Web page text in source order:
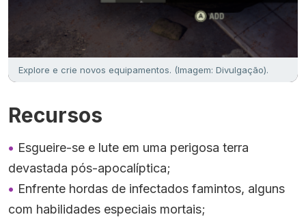
Explore e crie novos equipamentos. (Imagem: Divulgação).
Recursos
Esgueire-se e lute em uma perigosa terra
devastada pós-apocalíptica;
Enfrente hordas de infectados famintos, alguns
com habilidades especiais mortais;